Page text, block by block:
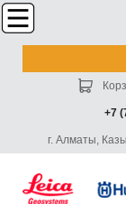
+7
г. Алматы,